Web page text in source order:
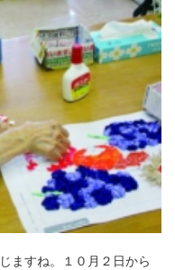
ますね。１０月２日から